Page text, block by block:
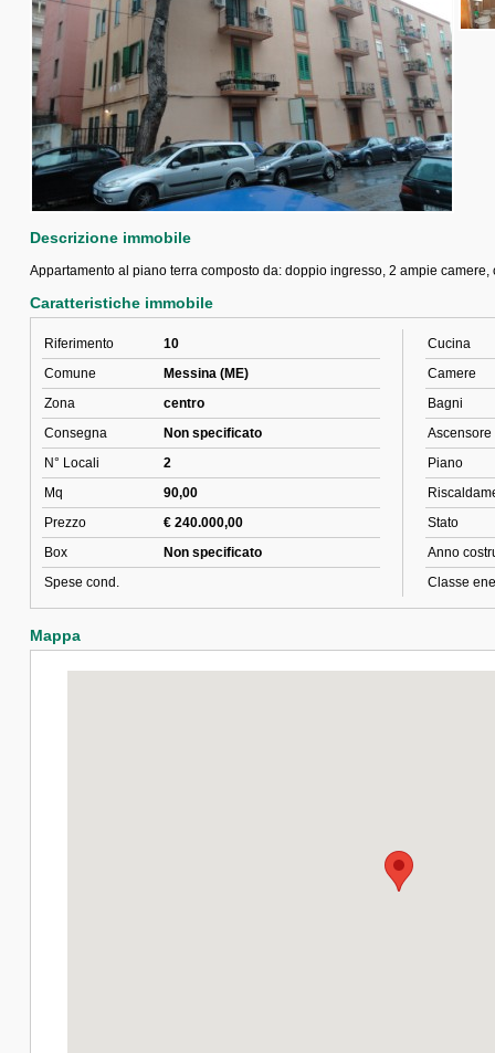
Descrizione immobile
Appartamento al piano terra composto da: doppio ingresso, 2 ampie
Caratteristiche immobile
Riferimento
10
Comune
Messina (ME)
Zona
centro
Consegna
Non specificato
N° Locali
2
Mq
90,00
Prezzo
€ 240.000,00
Box
Non specificato
Spese cond.
Cucina
Camere
Bagni
Ascensore
Piano
Stato
Anno
Classe
Mappa